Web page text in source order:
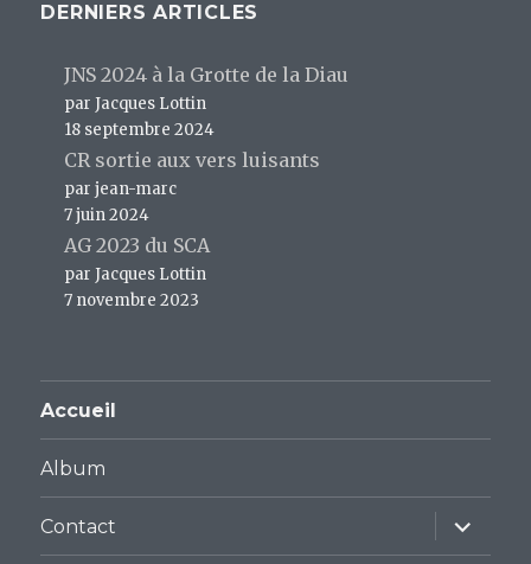
DERNIERS ARTICLES
JNS 2024 à la Grotte de la Diau
par Jacques Lottin
18 septembre 2024
CR sortie aux vers luisants
par jean-marc
7 juin 2024
AG 2023 du SCA
par Jacques Lottin
7 novembre 2023
Accueil
Album
Contact
ouvrir
le
sous-